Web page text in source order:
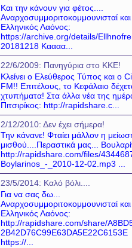
Και την κάνουν για φέτος....
Αναρχοσυμμοριτοκομμουνισταί και
Ελληνικός Λαόνος:
https://archive.org/details/
20181218 Καααα...
22/6/2009: Πανηγύρια στο ΚΚΕ!
Κλείνει ο Ελεύθερος Τύπος και ο
FM!! Επιτέλους, το Κεφάλαιο
χτυπήματα! Στα άλλα νέα της
Πιτσιρίκος: http://rapidshare.c...
2/12/2010: Δεν έχει σήμερα!
Την κάνανε! Φταίει μάλλον η
μισθού....Περαστικά μας...
http://rapidshare.com/files/
Boylarinos_-_2010-12-02.mp3 ...
23/5/2014: Καλό βόλι....
Για να σας δω...
Αναρχοσυμμοριτοκομμουνισταί και
Ελληνικός Λαόνος:
http://rapidshare.com/share/
2B42D76C99E63DA5E22C6153E
https://...